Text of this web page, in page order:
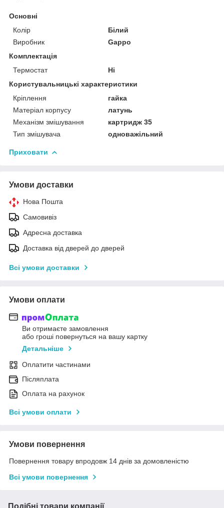
Основні
Колір
Білий
Виробник
Gappo
Комплектація
Термостат
Ні
Користувальницькі характеристики
Кріплення
гайка
Матеріал корпусу
латунь
Механізм змішування
картридж 35
Тип змішувача
одноважільний
Приховати
Умови доставки
Нова Пошта
Самовивіз
Адресна доставка
Доставка від дверей до дверей
Всі умови доставки
Умови оплати
Ви отримаєте замовлення
або гроші повернуться на вашу картку
Детальніше
Оплатити частинами
Післяплата
Оплата на рахунок
Всі умови оплати
Умови повернення
Повернення товару впродовж 14 днів за домовленістю
Всі умови повернення